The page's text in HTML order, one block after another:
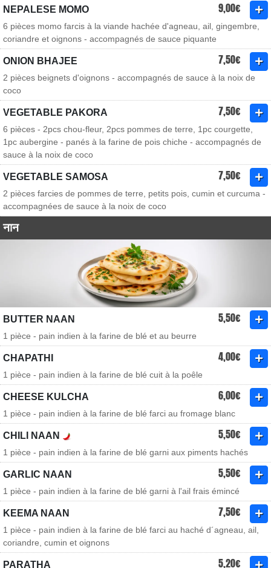
NEPALESE MOMO 9,00€
6 pièces momo farcis à la viande hachée d'agneau, ail, gingembre,
coriandre et oignons - accompagnés de sauce piquante
ONION BHAJEE 7,50€
2 pièces beignets d'oignons - accompagnés de sauce à la noix de
coco
VEGETABLE PAKORA 7,50€
6 pièces - 2pcs chou-fleur, 2pcs pommes de terre, 1pc courgette,
1pc aubergine - panés à la farine de pois chiche - accompagnés de
sauce à la noix de coco
VEGETABLE SAMOSA 7,50€
2 pièces farcies de pommes de terre, petits pois, cumin et curcuma -
accompagnées de sauce à la noix de coco
नान
BUTTER NAAN 5,50€
1 pièce - pain indien à la farine de blé et au beurre
CHAPATHI 4,00€
1 pièce - pain indien à la farine de blé cuit à la poêle
CHEESE KULCHA 6,00€
1 pièce - pain indien à la farine de blé farci au fromage blanc
CHILI NAAN 5,50€
1 pièce - pain indien à la farine de blé garni aux piments hachés
GARLIC NAAN 5,50€
1 pièce - pain indien à la farine de blé garni à l'ail frais émincé
KEEMA NAAN 7,50€
1 pièce - pain indien à la farine de blé farci au haché d´agneau, ail,
coriandre, cumin et oignons
PARATHA 5,20€